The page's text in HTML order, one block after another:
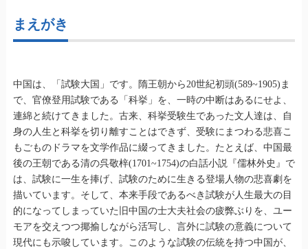
まえがき
中国は、「試験大国」です。隋王朝から20世紀初頭(589~1905)ま
で、官僚登用試験である「科挙」を、一時の中断はあるにせよ、
連綿と続けてきました。古来、科挙受験生であった文人達は、自
身の人生と科挙を切り離すことはできず、受験にまつわる悲喜こ
もごものドラマを文学作品に綴ってきました。たとえば、中国最
後の王朝である清の呉敬梓(1701~1754)の白話小説『儒林外史』で
は、試験に一生を捧げ、試験のために生きる登場人物の悲喜劇を
描いています。そして、本来手段であるべき試験が人生最大の目
的になってしまっていた旧中国の士大夫社会の疲弊ぶりを、ユー
モアを交えつつ揶揄しながら活写し、言外に試験の意義について
現代にも示唆しています。このような試験の伝統を持つ中国が、